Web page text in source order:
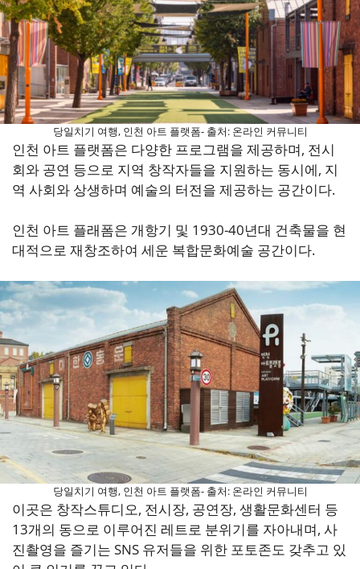
당일치기 여행, 인천 아트 플랫폼- 출처: 온라인 커뮤니티
인천 아트 플랫폼은 다양한 프로그램을 제공하며, 전시
회와 공연 등으로 지역 창작자들을 지원하는 동시에, 지
역 사회와 상생하며 예술의 터전을 제공하는 공간이다.
인천 아트 플래폼은 개항기 및 1930-40년대 건축물을 현
대적으로 재창조하여 세운 복합문화예술 공간이다.
당일치기 여행, 인천 아트 플랫폼- 출처: 온라인 커뮤니티
이곳은 창작스튜디오, 전시장, 공연장, 생활문화센터 등
13개의 동으로 이루어진 레트로 분위기를 자아내며, 사
진촬영을 즐기는 SNS 유저들을 위한 포토존도 갖추고 있